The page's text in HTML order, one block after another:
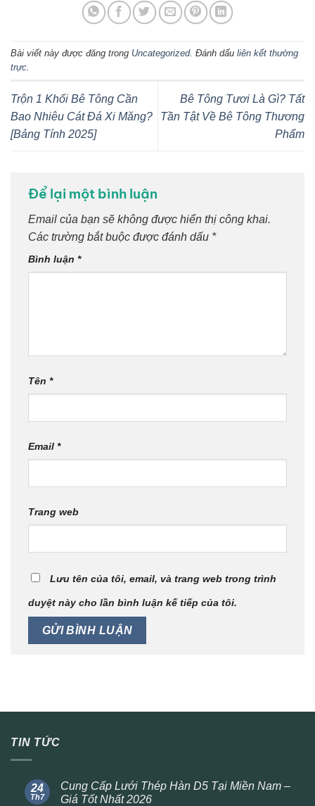
Bài viết này được đăng trong Uncategorized. Đánh dấu liên kết thường
trực
Trộn 1 Khối Bê Tông Cần
Bao Nhiêu Cát Đá Xi Măng?
[Bảng Tính 2025]
Bê Tông Tươi Là Gì? Tất
Tần Tật Về Bê Tông Thương
Phẩm
Để lại một bình luận
Email của bạn sẽ không được hiển thị công khai.
Các trường bắt buộc được đánh dấu *
Bình luận *
Tên *
Email *
Trang web
Lưu tên của tôi, email, và trang web trong trình
duyệt này cho lần bình luận kế tiếp của tôi.
TIN TỨC
24
Th7
Cung Cấp Lưới Thép Hàn D5 Tại Miền Nam –
Giá Tốt Nhất 2026